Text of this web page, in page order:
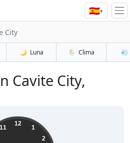
🇪🇸▾
City
🌙 Luna 🌦️ Clima 💨
Cavite City,
12
1
2
11